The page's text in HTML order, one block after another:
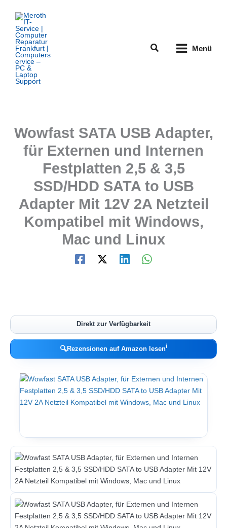
Inhalt
springen
Suchen Menü
Wowfast SATA USB Adapter,
für Externen und Internen
Festplatten 2,5 & 3,5
SSD/HDD SATA to USB
Adapter Mit 12V 2A Netzteil
Kompatibel mit Windows,
Mac und Linux
Direkt zur Verfügbarkeit
🔍Rezensionen auf Amazon lesenℹ︎